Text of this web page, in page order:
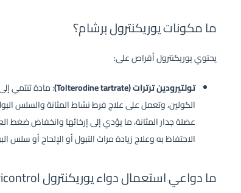
ما مكونات يوريكنترول برشام؟
يحتوي يوريكنترول أقراص على:
تولتيرودين ترترات (Tolterodine tartrate)
: مادة تنتمي
الكولين، وتعمل على علاج فرط نشاط المثانة والسلس
عضلة جدار المثانة، ما يؤدي إلى إرخائها وانخفاض ضغط
الاحتفاظ به وعلاج زيادة مرات التبول أو الإلحاح أو سلس
ما دواعي استعمال دواء يوريكنترول uricontrol؟